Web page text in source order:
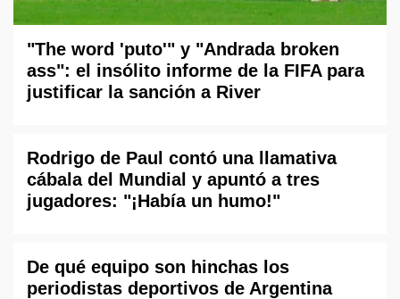
"The word 'puto'" y "Andrada broken
ass": el insólito informe de la FIFA para
justificar la sanción a River
Rodrigo de Paul contó una llamativa
cábala del Mundial y apuntó a tres
jugadores: "¡Había un humo!"
De qué equipo son hinchas los
periodistas deportivos de Argentina